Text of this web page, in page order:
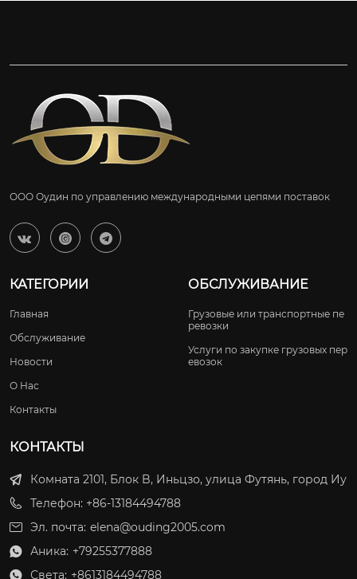
ООО Оудин по управлению международными цепями поставок
  
КАТЕГОРИИ
Главная
Обслуживание
Новости
О Нас
Контакты
ОБСЛУЖИВАНИЕ
Грузовые или транспортные пе
ревозки
Услуги по закупке грузовых пер
евозок
КОНТАКТЫ
Комната 2101, Блок B, Иньцзо, улица Футянь, город Иу
Телефон: +86-13184494788
Эл. почта: elena@ouding2005.com
 Аника: +79255377888
 Света: +8613184494788